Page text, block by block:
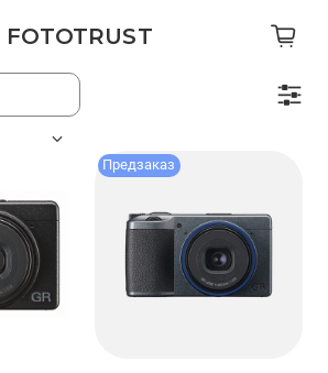
FOTOTRUST
Предзаказ